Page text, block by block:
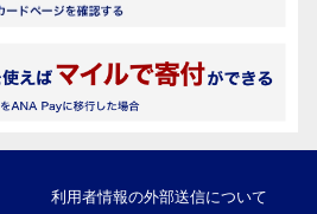
利用者情報の外部送信について